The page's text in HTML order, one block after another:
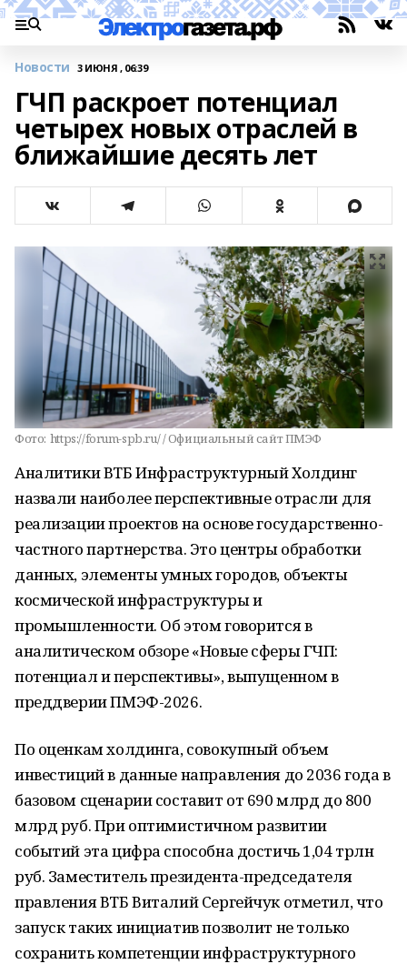
Новости 3 ИЮНЯ , 06:39
ГЧП раскроет потенциал
четырех новых отраслей в
ближайшие десять лет
Фото: https://forum-spb.ru/ / Официальный сайт ПМЭФ
Аналитики ВТБ Инфраструктурный Холдинг
назвали наиболее перспективные отрасли для
реализации проектов на основе государственно-
частного партнерства. Это центры обработки
данных, элементы умных городов, объекты
космической инфраструктуры и
промышленности. Об этом говорится в
аналитическом обзоре «Новые сферы ГЧП:
потенциал и перспективы», выпущенном в
преддверии ПМЭФ-2026.
По оценкам холдинга, совокупный объем
инвестиций в данные направления до 2036 года в
базовом сценарии составит от 690 млрд до 800
млрд руб. При оптимистичном развитии
событий эта цифра способна достичь 1,04 трлн
руб. Заместитель президента-председателя
правления ВТБ Виталий Сергейчук отметил, что
запуск таких инициатив позволит не только
сохранить компетенции инфраструктурного